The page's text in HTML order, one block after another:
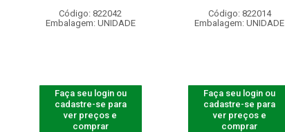
Código: 822042
Embalagem: UNIDADE
Faça seu login ou
cadastre-se para
ver preços e
comprar
Código: 822014
Embalagem: UNIDADE
Faça seu login ou
cadastre-se para
ver preços e
comprar